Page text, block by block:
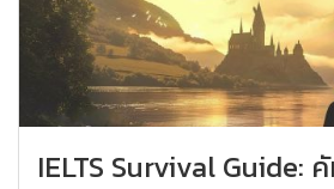
IELTS Survival Guide: